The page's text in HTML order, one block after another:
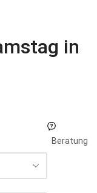
in
Beratung